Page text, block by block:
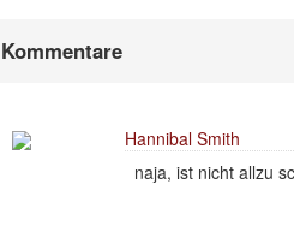
Kommentare
Hannibal Smith
naja, ist nicht allzu